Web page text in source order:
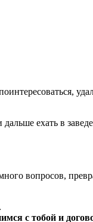
ехать в
вопросов,
с тобой и